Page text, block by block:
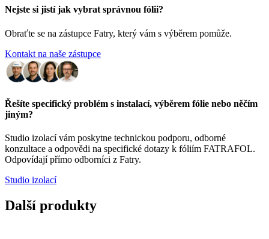
Nejste si jistí jak vybrat správnou fólii?
Obraťte se na zástupce Fatry, který vám s výběrem pomůže.
Kontakt na naše zástupce
Řešíte specifický problém s instalací, výběrem fólie nebo něčím
jiným?
Studio izolací vám poskytne technickou podporu, odborné
konzultace a odpovědi na specifické dotazy k fóliím FATRAFOL.
Odpovídají přímo odborníci z Fatry.
Studio izolací
Další produkty